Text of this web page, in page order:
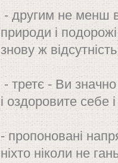
- другим не менш
природи і
знову ж
- третє - Ви значно
і оздоровите себе
- пропоновані
ніхто ніколи не